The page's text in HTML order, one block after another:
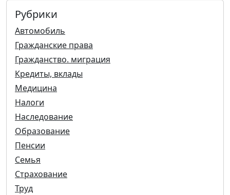
Рубрики
Автомобиль
Гражданские права
Гражданство. миграция
Кредиты, вклады
Медицина
Налоги
Наследование
Образование
Пенсии
Семья
Страхование
Труд